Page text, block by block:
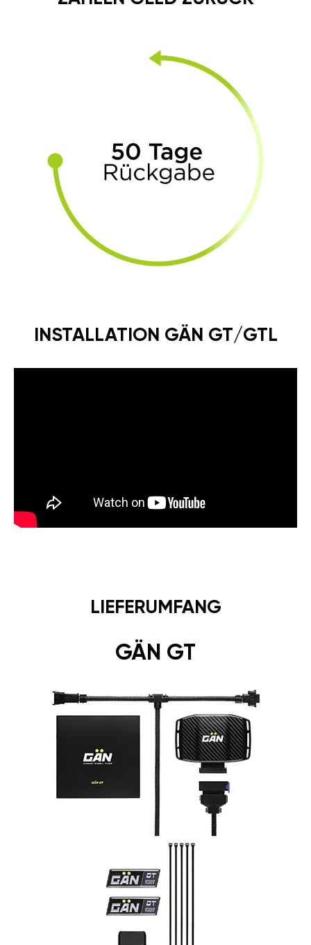
INSTALLATION GÄN GT/GTL
LIEFERUMFANG
GÄN GT